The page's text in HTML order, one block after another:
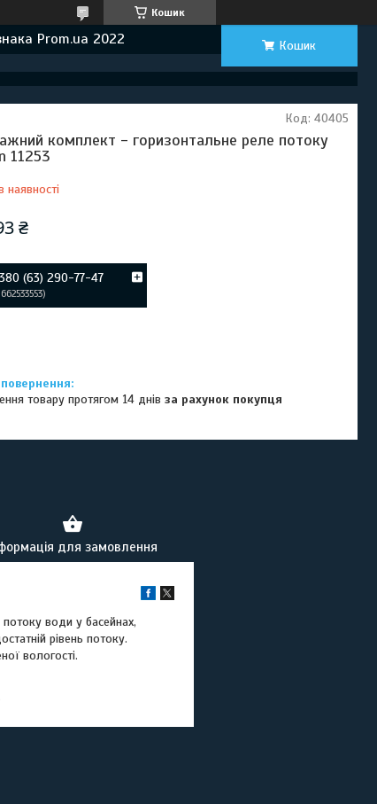
Кошик
Prom.ua 2022 Кошик
комплект - горизонтальне реле потоку
11253
наявності
Код: 40405
₴
(63) 290-77-47
товару протягом 14 днівза рахунок покупця
для замовлення
води у басейнах,
рівень потоку.
вологості.